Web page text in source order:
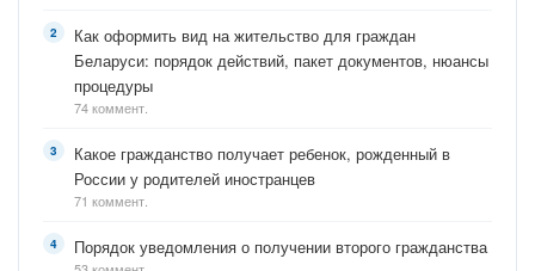
Как оформить вид на жительство для граждан
Беларуси: порядок действий, пакет документов, нюансы
процедуры
74 коммент.
Какое гражданство получает ребенок, рожденный в
России у родителей иностранцев
71 коммент.
Порядок уведомления о получении второго гражданства